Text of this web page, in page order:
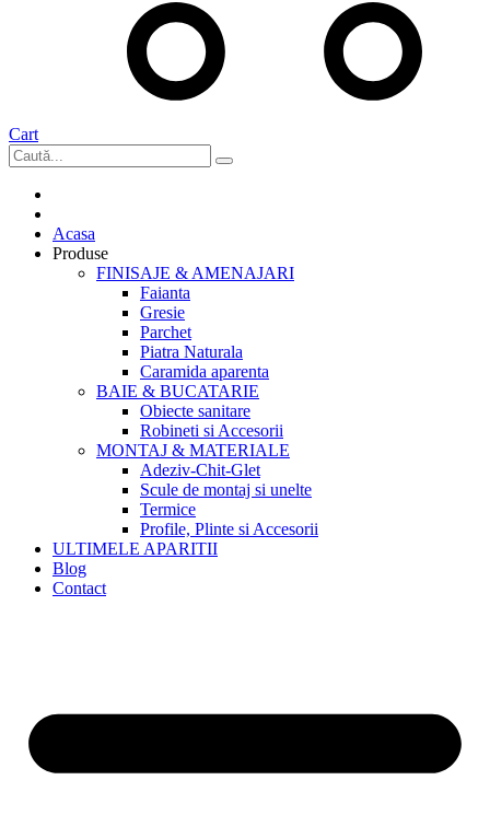
Cart
Acasa
Produse
FINISAJE & AMENAJARI
Faianta
Gresie
Parchet
Piatra Naturala
Caramida aparenta
BAIE & BUCATARIE
Obiecte sanitare
Robineti si Accesorii
MONTAJ & MATERIALE
Adeziv-Chit-Glet
Scule de montaj si unelte
Termice
Profile, Plinte si Accesorii
ULTIMELE APARITII
Blog
Contact